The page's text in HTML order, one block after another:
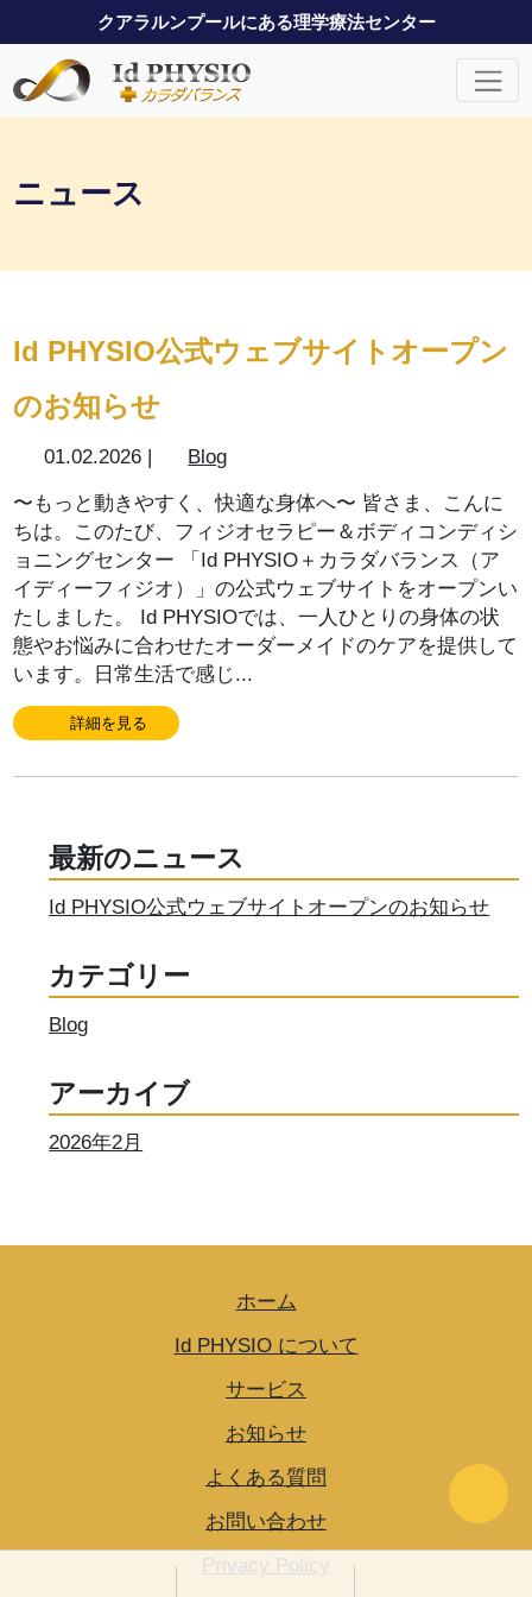
Go
クアラルンプールにある理学療法センター
ニュース
Id PHYSIO公式ウェブサイトオープン
のお知らせ
01.02.2026 | Blog
〜もっと動きやすく、快適な身体へ〜 皆さま、こんに
ちは。このたび、フィジオセラピー＆ボディコンディシ
ョニングセンター 「Id PHYSIO＋カラダバランス（ア
イディーフィジオ）」の公式ウェブサイトをオープンい
たしました。 Id PHYSIOでは、一人ひとりの身体の状
態やお悩みに合わせたオーダーメイドのケアを提供して
います。日常生活で感じ...
詳細を見る
最新のニュース
Id PHYSIO公式ウェブサイトオープンのお知らせ
カテゴリー
Blog
アーカイブ
2026年2月
ホーム
Id PHYSIO について
サービス
お知らせ
よくある質問
お問い合わせ
Privacy Policy